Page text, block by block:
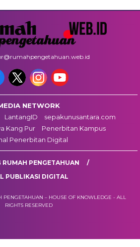
NETWORK
LantangID
sepakunusantara.com
Kang Pur
Penerbitan Kampus
Penerbitan Digital
RUMAH PENGETAHUAN
PUBLIKASI DIGITAL
PENGETAHUAN – HOUSE OF KNOWLEDGE - ALL
RIGHTS RESERVED